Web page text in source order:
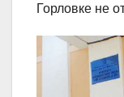
Горловке не